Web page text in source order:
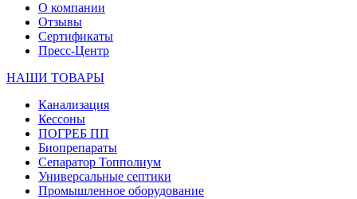
О компании
Отзывы
Сертификаты
Пресс-Центр
НАШИ ТОВАРЫ
Канализация
Кессоны
ПОГРЕБ ПП
Биопрепараты
Сепаратор Топполиум
Универсальные септики
Промышленное оборудование